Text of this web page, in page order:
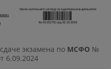
экзамена по МСФО №
6.09.2024